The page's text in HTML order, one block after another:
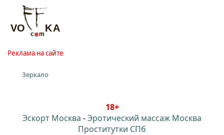
Реклама на сайте
Зеркало
18+
Эскорт Москва -Эротический массаж Москва
Проститутки СПб